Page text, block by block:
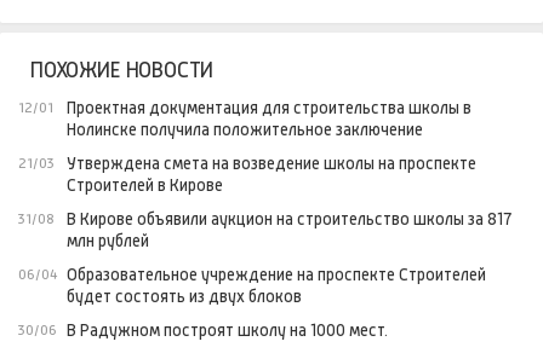
ПОХОЖИЕ НОВОСТИ
12/01
Проектная документация для строительства школы в
Нолинске получила положительное заключение
21/03
Утверждена смета на возведение школы на проспекте
Строителей в Кирове
31/08
В Кирове объявили аукцион на строительство школы за 817
млн рублей
06/04 Образовательное учреждение на проспекте Строителей
будет состоять из двух блоков
30/06 В Радужном построят школу на 1000 мест.